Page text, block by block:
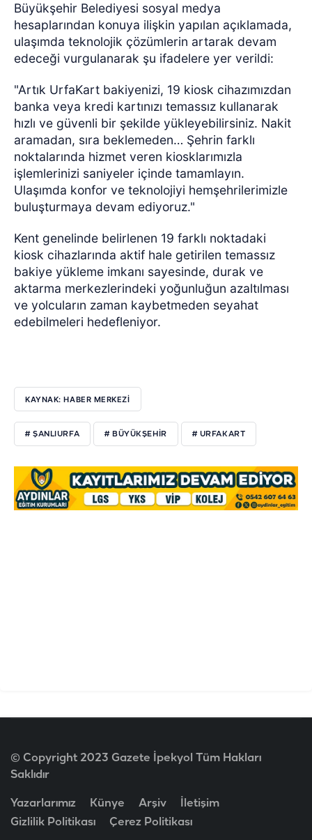
Büyükşehir Belediyesi sosyal medya
hesaplarından konuya ilişkin yapılan açıklamada,
ulaşımda teknolojik çözümlerin artarak devam
edeceği vurgulanarak şu ifadelere yer verildi:
"Artık UrfaKart bakiyenizi, 19 kiosk cihazımızdan
banka veya kredi kartınızı temassız kullanarak
hızlı ve güvenli bir şekilde yükleyebilirsiniz. Nakit
aramadan, sıra beklemeden… Şehrin farklı
noktalarında hizmet veren kiosklarımızla
işlemlerinizi saniyeler içinde tamamlayın.
Ulaşımda konfor ve teknolojiyi hemşehrilerimizle
buluşturmaya devam ediyoruz."
Kent genelinde belirlenen 19 farklı noktadaki
kiosk cihazlarında aktif hale getirilen temassız
bakiye yükleme imkanı sayesinde, durak ve
aktarma merkezlerindeki yoğunluğun azaltılması
ve yolcuların zaman kaybetmeden seyahat
edebilmeleri hedefleniyor.
KAYNAK: HABER MERKEZİ
# ŞANLIURFA # BÜYÜKŞEHIR # URFAKART
© Copyright 2023 Gazete İpekyol Tüm Hakları
Saklıdır
Yazarlarımız Künye Arşiv
İletişim
Gizlilik Politikası
Çerez Politikası